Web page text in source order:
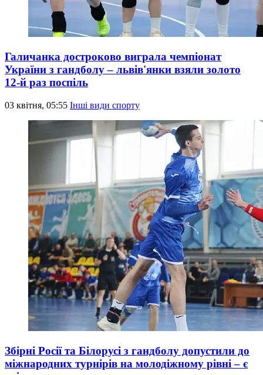
Галичанка достроково виграла чемпіонат
України з гандболу – львів'янки взяли золото
12-й раз поспіль
03 квітня, 05:55 Інші види спорту
Збірні Росії та Білорусі з гандболу допустили до
міжнародних турнірів на молодіжному рівні – є